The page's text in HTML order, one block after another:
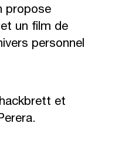
propose
un film de
personnel
et